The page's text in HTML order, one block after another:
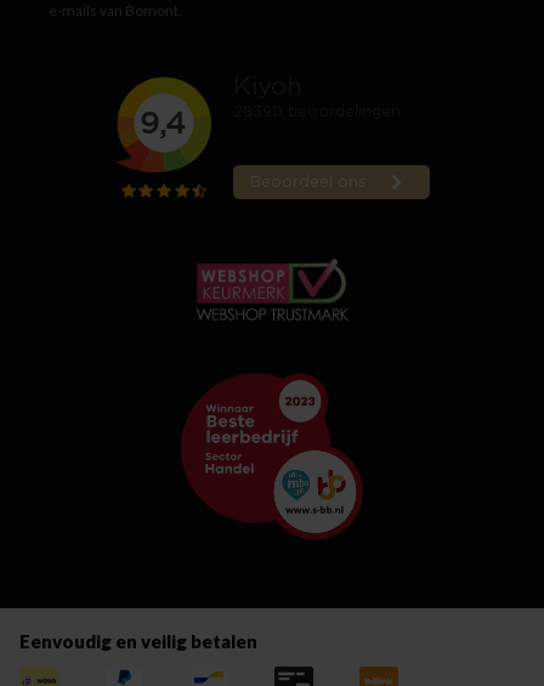
e-mails van Bomont.
Eenvoudig en veilig betalen